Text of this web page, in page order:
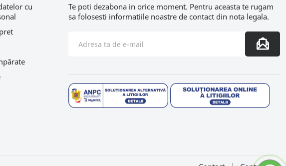
cu
Te poti dezabona in orice moment. Pentru aceasta te rugam
sa folosesti informatiile noastre de contact din nota legala.